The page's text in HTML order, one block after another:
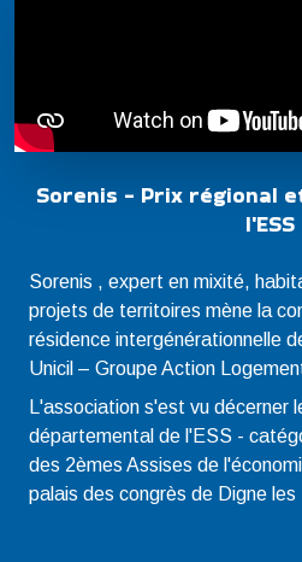
Sorenis - Prix régional
l'ESS
Sorenis , expert en mixité,
projets de territoires mène la
résidence intergénérationnelle
Unicil – Groupe Action
L'association s'est vu décerner
départemental de l'ESS -
des 2èmes Assises de
palais des congrès de Digne les